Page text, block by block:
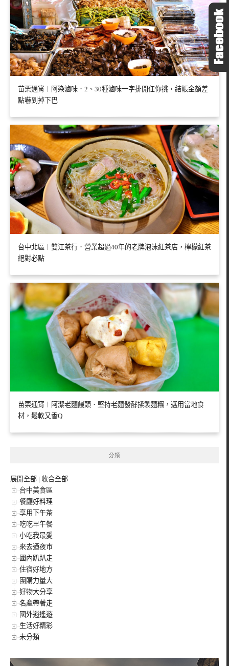
苗栗通宵︱阿染滷味．2、30種滷味一字排開任你挑，結帳金額差
點嚇到掉下巴
台中北區︱雙江茶行．營業超過40年的老牌泡沫紅茶店，檸檬紅茶
絕對必點
苗栗通宵︱阿潔老麵饅頭．堅持老麵發酵揉製麵糰，選用當地食
材，鬆軟又香Q
分類
展開全部 | 收合全部
台中美食區
餐廳好料理
享用下午茶
吃吃早午餐
小吃我最愛
來去迺夜市
國內趴趴走
住宿好地方
團購力量大
好物大分享
名產帶著走
國外逍遙遊
生活好精彩
未分類